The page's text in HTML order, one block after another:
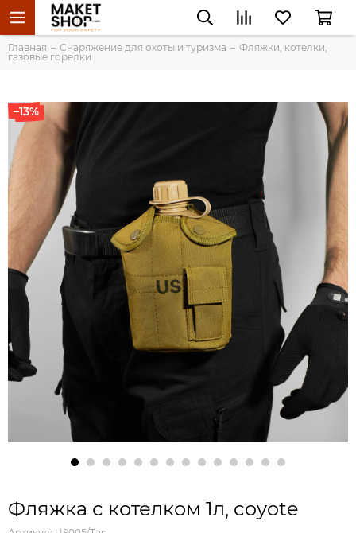
Главная Снаряжение для охоты и туризма
Фляжки, котелки,
газовые горелки
–13%
Фляжка с котелком 1л, coyote